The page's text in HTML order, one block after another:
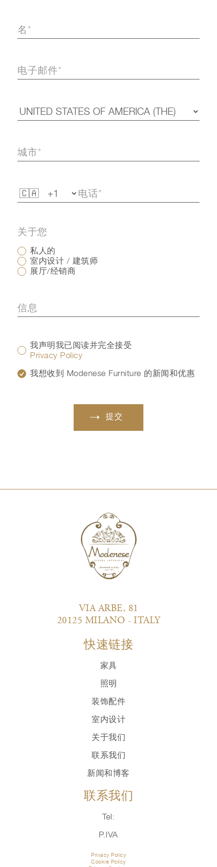
关于您
私人的
室内设计 / 建筑师
展厅/经销商
我声明我已阅读并完全接受
Privacy Policy
我想收到 Modenese Furniture 的新闻和优惠
提交
VIA ARBE, 81
20125 MILANO - ITALY
快速链接
家具
照明
装饰配件
室内设计
关于我们
联系我们
新闻和博客
联系我们
Tel:
P.IVA
Privacy Policy
Cookie Policy